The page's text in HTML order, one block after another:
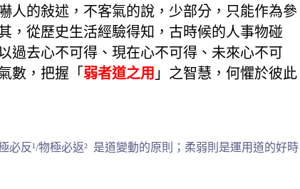
人的敍述，不客氣的說，少部分，只能作為參
，從歷史生活經驗得知，古時候的人事物碰
過去心不可得、現在心不可得、未來心不可
數，把握「 弱者道之用 」之智慧，何懼於彼此
反¹/物極必返² 是道變動的原則；柔弱則是運用道的好時